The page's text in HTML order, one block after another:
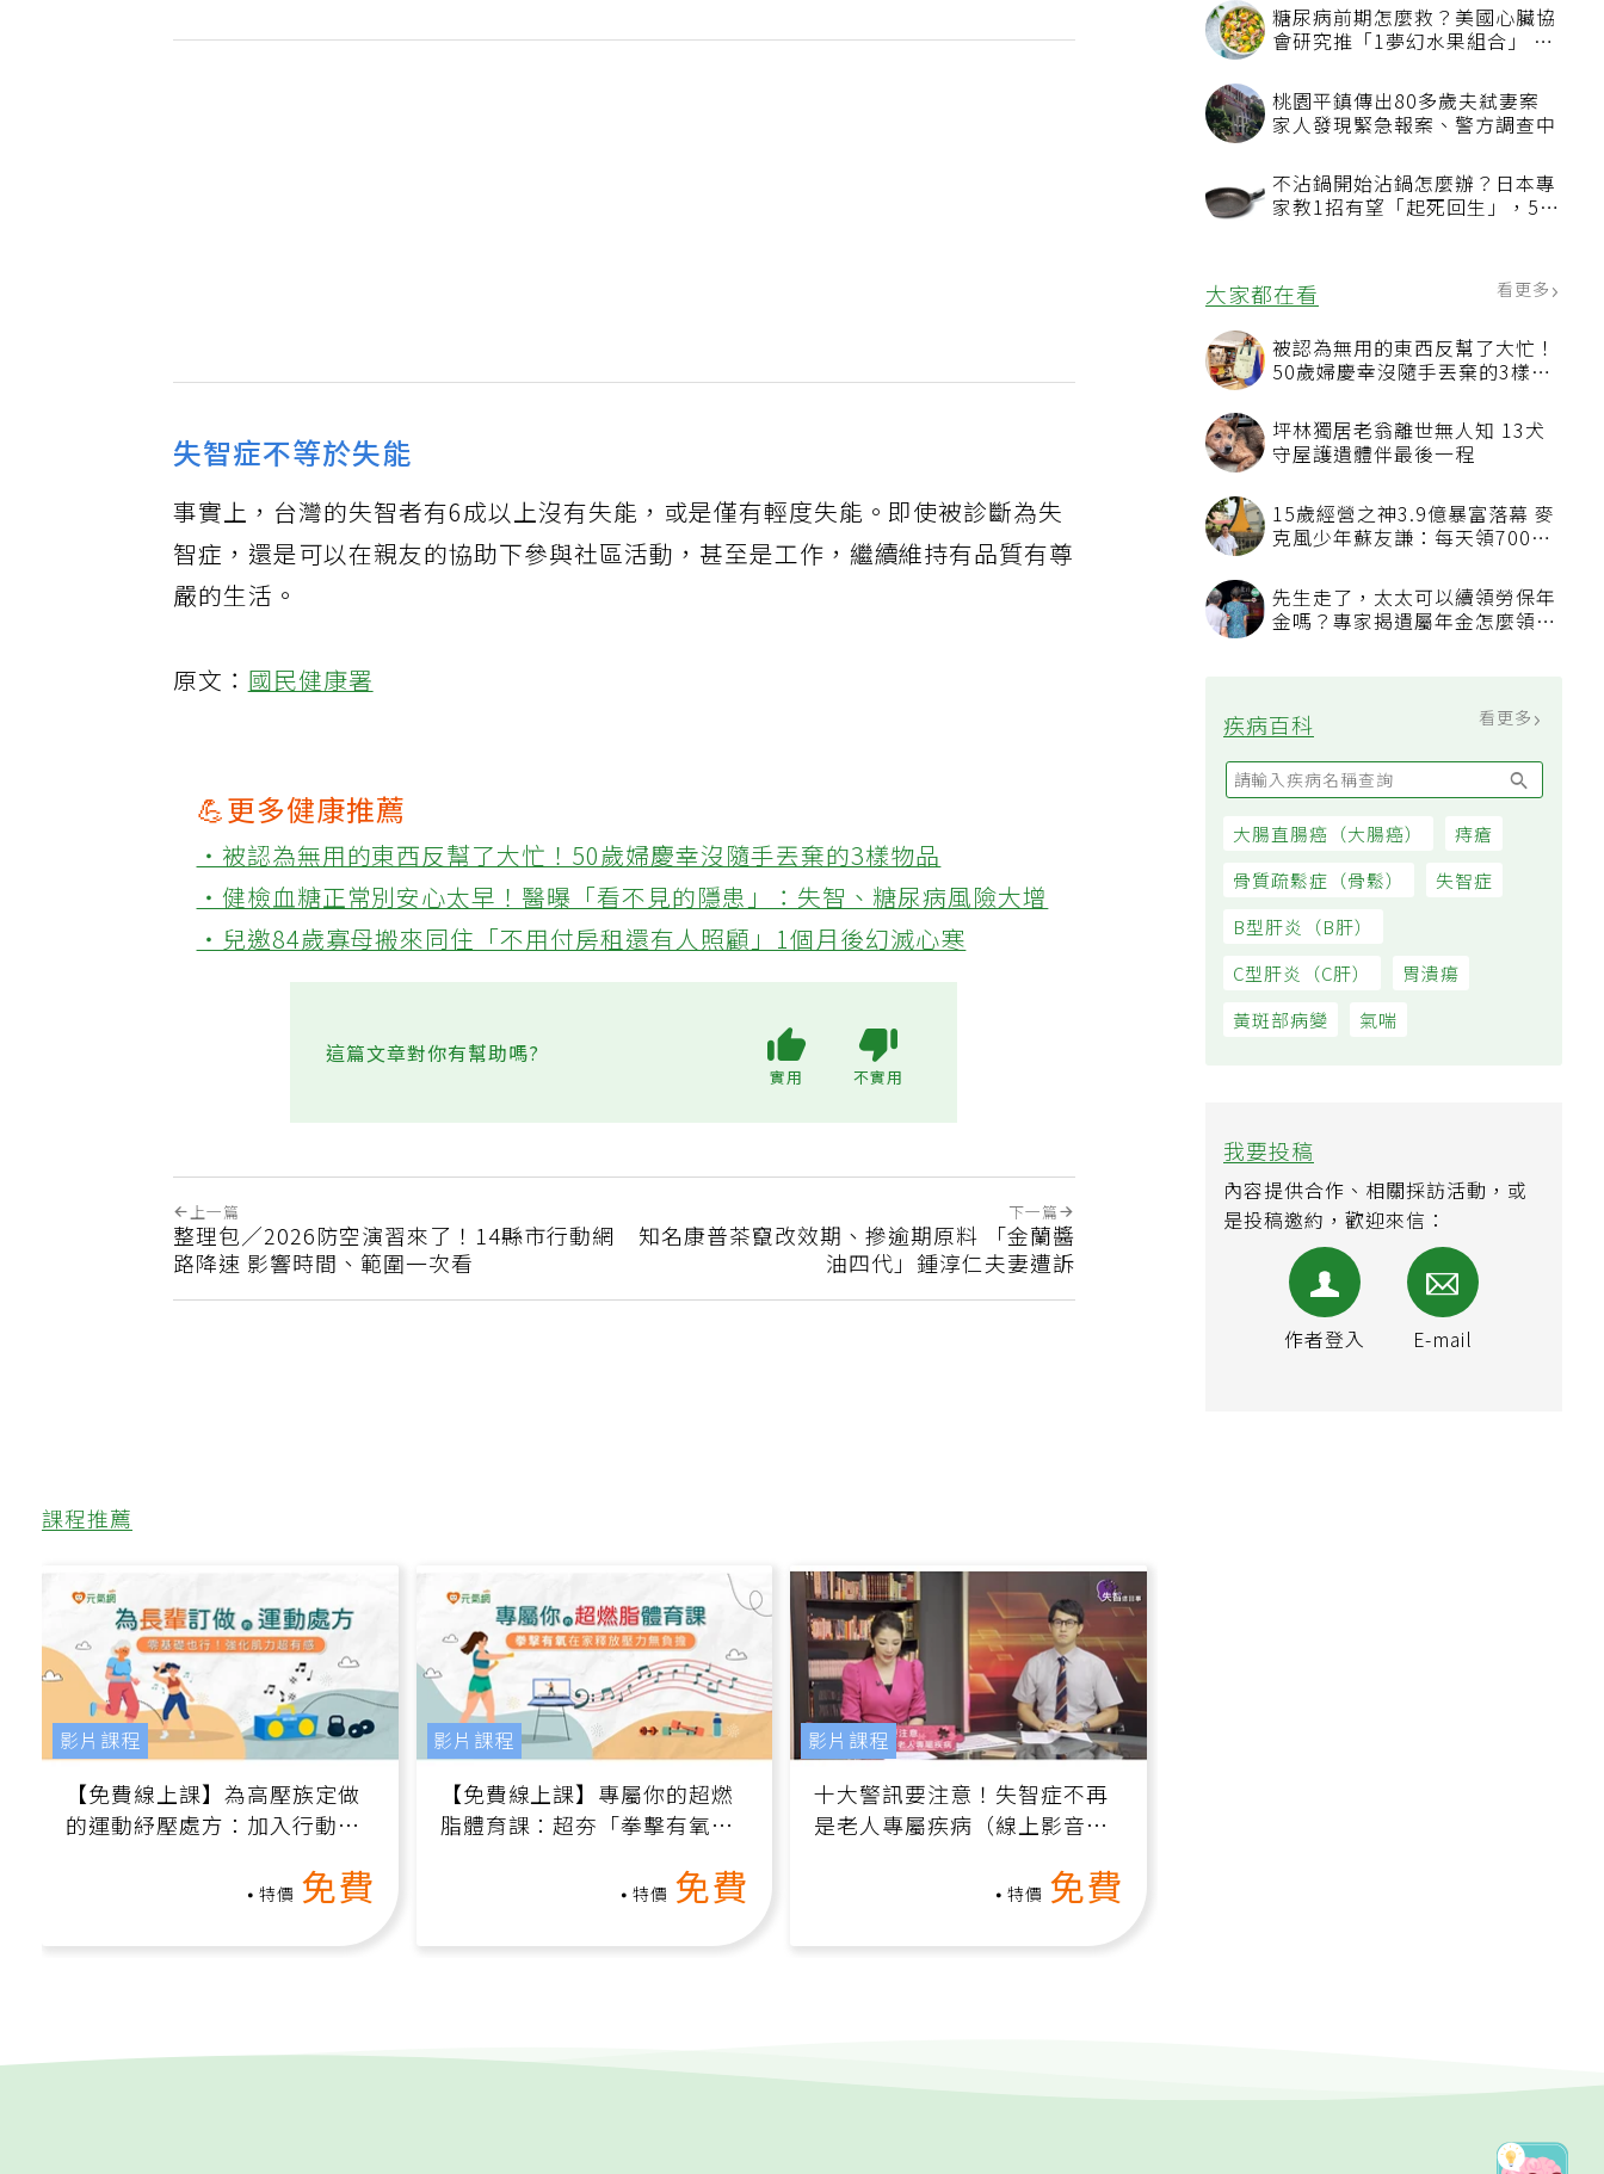
糖尿病前期怎麼救？美國心臟協
會研究推「1夢幻水果組合」 酪
桃園平鎮傳出80多歲夫弒妻案
家人發現緊急報案、警方調查中
不沾鍋開始沾鍋怎麼辦？日本專
家教1招有望「起死回生」，5情
大家都在看 看更多
被認為無用的東西反幫了大忙！
50歲婦慶幸沒隨手丟棄的3樣物
坪林獨居老翁離世無人知 13犬
守屋護遺體伴最後一程
15歲經營之神3.9億暴富落幕 麥
克風少年蘇友謙：每天領700元
先生走了，太太可以續領勞保年
金嗎？專家揭遺屬年金怎麼領，
疾病百科 看更多
大腸直腸癌（大腸癌）
痔瘡
骨質疏鬆症（骨鬆）
失智症
B型肝炎（B肝）
C型肝炎（C肝） 胃潰瘍
黃斑部病變 氣喘
我要投稿
內容提供合作、相關採訪活動，或
是投稿邀約，歡迎來信：
作者登入 E-mail
失智症不等於失能
事實上，台灣的失智者有6成以上沒有失能，或是僅有輕度失能。即使被診斷為失
智症，還是可以在親友的協助下參與社區活動，甚至是工作，繼續維持有品質有尊
嚴的生活。
原文：國民健康署
💪更多健康推薦
‧被認為無用的東西反幫了大忙！50歲婦慶幸沒隨手丟棄的3樣物品
‧健檢血糖正常別安心太早！醫曝「看不見的隱患」：失智、糖尿病風險大增
‧兒邀84歲寡母搬來同住「不用付房租還有人照顧」1個月後幻滅心寒
這篇文章對你有幫助嗎?
上一篇
整理包／2026防空演習來了！14縣市行動網
路降速 影響時間、範圍一次看
下一篇
知名康普茶竄改效期、摻逾期原料 「金蘭醬
油四代」鍾淳仁夫妻遭訴
課程推薦
【免費線上課】為高壓族定做
的運動紓壓處方：加入行動、
增肌、互動元素，0基礎也能
免費
影片課程
【免費線上課】專屬你的超燃
脂體育課：超夯「拳擊有氧」
高壓族在家釋放壓力無負擔
免費
影片課程
十大警訊要注意！失智症不再
是老人專屬疾病（線上影音
免費
影片課程